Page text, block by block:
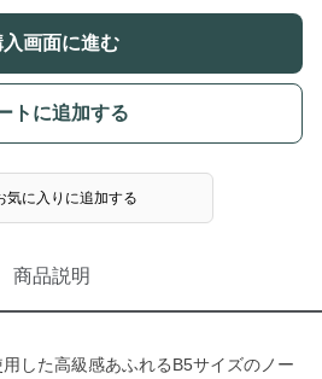
入画面に進む
トに追加する
気に入りに追加する
商品説明
した高級感あふれるB5サイズのノー